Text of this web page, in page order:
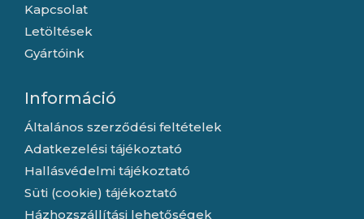
Kapcsolat
Letöltések
Gyártóink
Információ
Általános szerződési feltételek
Adatkezelési tájékoztató
Hallásvédelmi tájékoztató
Süti (cookie) tájékoztató
Házhozszállítási lehetőségek